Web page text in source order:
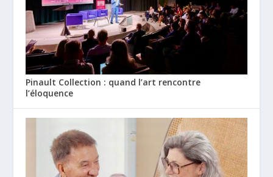
Pinault Collection : quand l’art rencontre
l’éloquence